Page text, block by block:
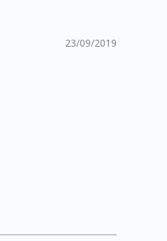
23/09/2019